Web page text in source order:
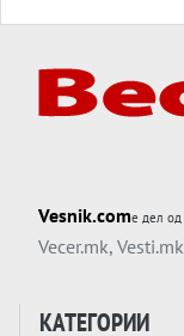
Vesnik.comе дел од
Vecer.mk, Vesti.mk
КАТЕГОРИИ